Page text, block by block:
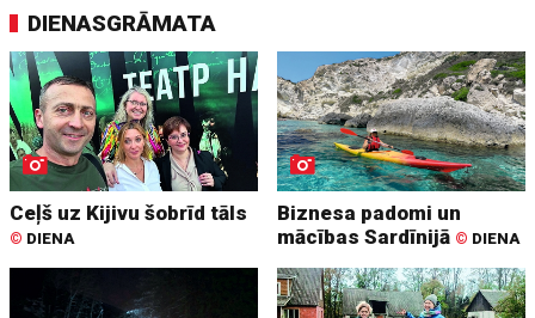
DIENASGRĀMATA
Ceļš uz Kijivu šobrīd tāls
© DIENA
Biznesa padomi un
mācības Sardīnijā © DIENA